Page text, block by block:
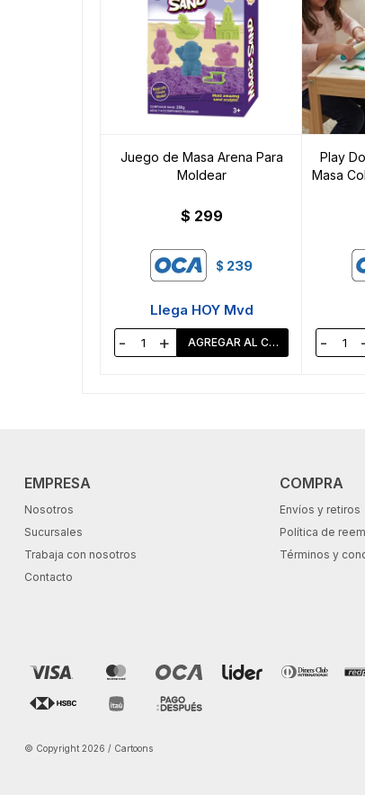
Juego de Masa Arena Para
Moldear
$ 299
$ 239
Llega HOY Mvd
- +
Play
Masa
-
EMPRESA
Nosotros
Sucursales
Trabaja con nosotros
Contacto
COMPRA
Envíos y retiros
Política de
Términos y
© Copyright 2026 / Cartoons